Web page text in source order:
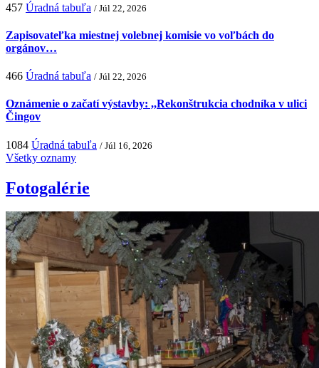
457 Úradná tabuľa / Júl 22, 2026
Zapisovateľka miestnej volebnej komisie vo voľbách do
orgánov…
466 Úradná tabuľa / Júl 22, 2026
Oznámenie o začatí výstavby: ,,Rekonštrukcia chodníka v ulici
Čingov
1084 Úradná tabuľa / Júl 16, 2026
Všetky oznamy
Fotogalérie